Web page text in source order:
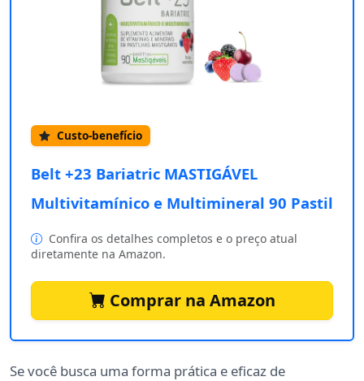
Custo-benefício
Belt +23 Bariatric MASTIGÁVEL
Multivitamínico e Multimineral 90 Pastil
Confira os detalhes completos e o preço atual
diretamente na Amazon.
Comprar na Amazon
Se você busca uma forma prática e eficaz de